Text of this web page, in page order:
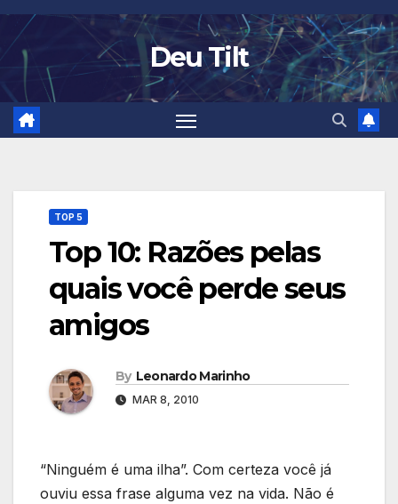
Skip
to
content
Deu Tilt
TOP 5
Top 10: Razões pelas
quais você perde seus
amigos
By Leonardo Marinho
MAR 8, 2010
“Ninguém é uma ilha”. Com certeza você já
ouviu essa frase alguma vez na vida. Não é